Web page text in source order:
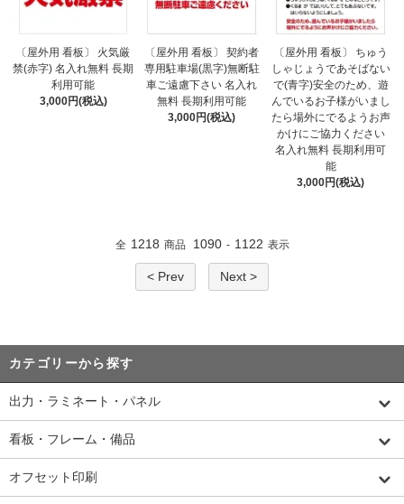
〔屋外用 看板〕 火気厳
禁(赤字) 名入れ無料 長期
利用可能
3,000円(税込)
〔屋外用 看板〕 契約者
専用駐車場(黒字)無断駐
車ご遠慮下さい 名入れ
無料 長期利用可能
3,000円(税込)
〔屋外用 看板〕 ちゅう
しゃじょうであそばない
で(青字)安全のため、遊
んでいるお子様がいまし
たら場外にでるようお声
かけにご協力ください
名入れ無料 長期利用可
能
3,000円(税込)
全 1218 商品 1090 - 1122 表示
< Prev Next >
カテゴリーから探す
出力・ラミネート・パネル
看板・フレーム・備品
オフセット印刷